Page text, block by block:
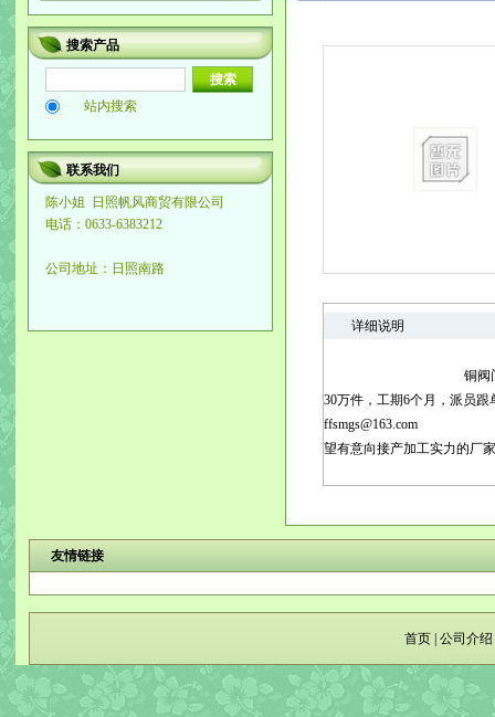
搜索产品
站内搜索
联系我们
陈小姐
日照帆风商贸有限公司
电话：0633-6383212
公司地址：日照南路
详细说明
铜阀
30万件， 工期6个月，派员跟
ffsmgs@163.com
望有意向接产加工实力的厂
友情链接
首页 公司介绍